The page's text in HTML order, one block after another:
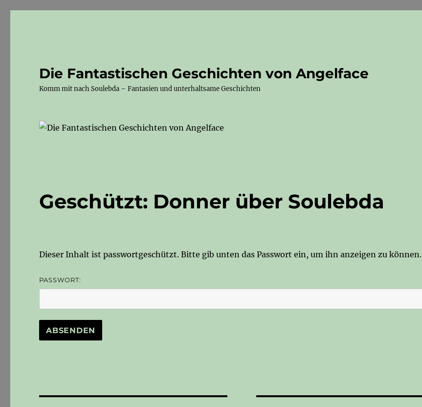
Die Fantastischen Geschichten von Angelface
Komm mit nach Soulebda – Fantasien und unterhaltsame Geschichten
Geschützt: Donner über Soulebda
Dieser Inhalt ist passwortgeschützt. Bitte gib unten das Passwort ein, um ihn anzeigen zu können.
PASSWORT: